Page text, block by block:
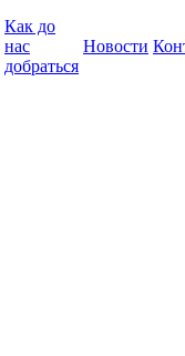
Как до
нас
добраться
Новости